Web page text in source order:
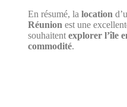
En résumé, la location
Réunion est une
souhaitent explorer l’île
commodité.